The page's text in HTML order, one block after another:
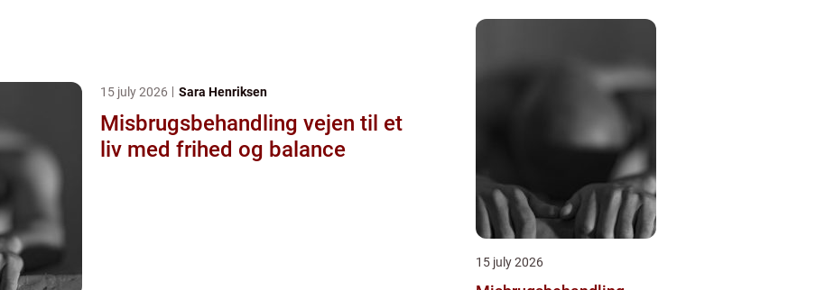
15 july 2026 Sara Henriksen
Misbrugsbehandling vejen til et
liv med frihed og balance
15 july 2026